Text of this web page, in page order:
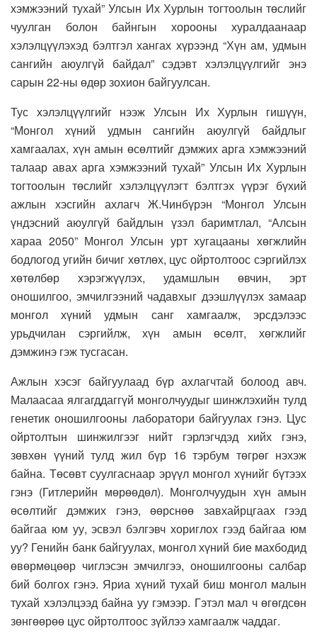
хэмжээний тухай” Улсын Их Хурлын тогтоолын төслийг
чуулган болон байнгын хорооны хуралдаанаар
хэлэлцүүлэхэд бэлтгэл хангах хүрээнд “Хүн ам, удмын
сангийн аюулгүй байдал” сэдэвт хэлэлцүүлгийг энэ
сарын 22-ны өдөр зохион байгуулсан.
Тус хэлэлцүүлгийг нээж Улсын Их Хурлын гишүүн,
“Монгол хүний удмын сангийн аюулгүй байдлыг
хамгаалах, хүн амын өсөлтийг дэмжих арга хэмжээний
талаар авах арга хэмжээний тухай” Улсын Их Хурлын
тогтоолын төслийг хэлэлцүүлэгт бэлтгэх үүрэг бүхий
ажлын хэсгийн ахлагч Ж.Чинбүрэн “Монгол Улсын
үндэсний аюулгүй байдлын үзэл баримтлал, “Алсын
хараа 2050” Монгол Улсын урт хугацааны хөгжлийн
бодлогод угийн бичиг хөтлөх, цус ойртолтоос сэргийлэх
хөтөлбөр хэрэгжүүлэх, удамшлын өвчин, эрт
оношилгоо, эмчилгээний чадавхыг дээшлүүлэх замаар
монгол хүний удмын санг хамгаалж, эрсдэлээс
урьдчилан сэргийлж, хүн амын өсөлт, хөгжлийг
дэмжинэ гэж тусгасан.
Ажлын хэсэг байгуулаад бүр ахлагчтай болоод авч.
Малаасаа ялгагддаггүй монголчуудыг шинжлэхийн тулд
генетик оношилгооны лаборатори байгуулах гэнэ. Цус
ойртолтын шинжилгээг нийт гэрлэгчдэд хийх гэнэ,
зөвхөн үүний тулд жил бүр 16 тэрбум төгрөг нэхэж
байна. Төсөвт суулгаснаар эрүүл монгол хүнийг бүтээх
гэнэ (Гитлерийн мөрөөдөл). Монголчуудын хүн амын
өсөлтийг дэмжих гэнэ, өөрснөө завхайрцгаах гээд
байгаа юм уу, эсвэл бэлгэвч хориглох гээд байгаа юм
уу? Генийн банк байгуулах, монгол хүний бие махбодид
өвөрмөцөөр чиглэсэн эмчилгээ, оношилгооны салбар
бий болгох гэнэ. Яриа хүний тухай биш монгол малын
тухай хэлэлцээд байна уу гэмээр. Гэтэл мал ч өгөгдсөн
зөнгөөрөө цус ойртолтоос зүйлээ хамгаалж чаддаг.